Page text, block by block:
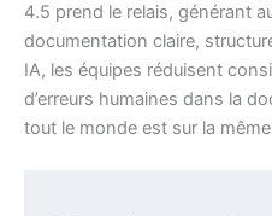
4.5 prend le relais, générant
documentation claire,
IA, les équipes réduisent
d’erreurs humaines dans la
tout le monde est sur la